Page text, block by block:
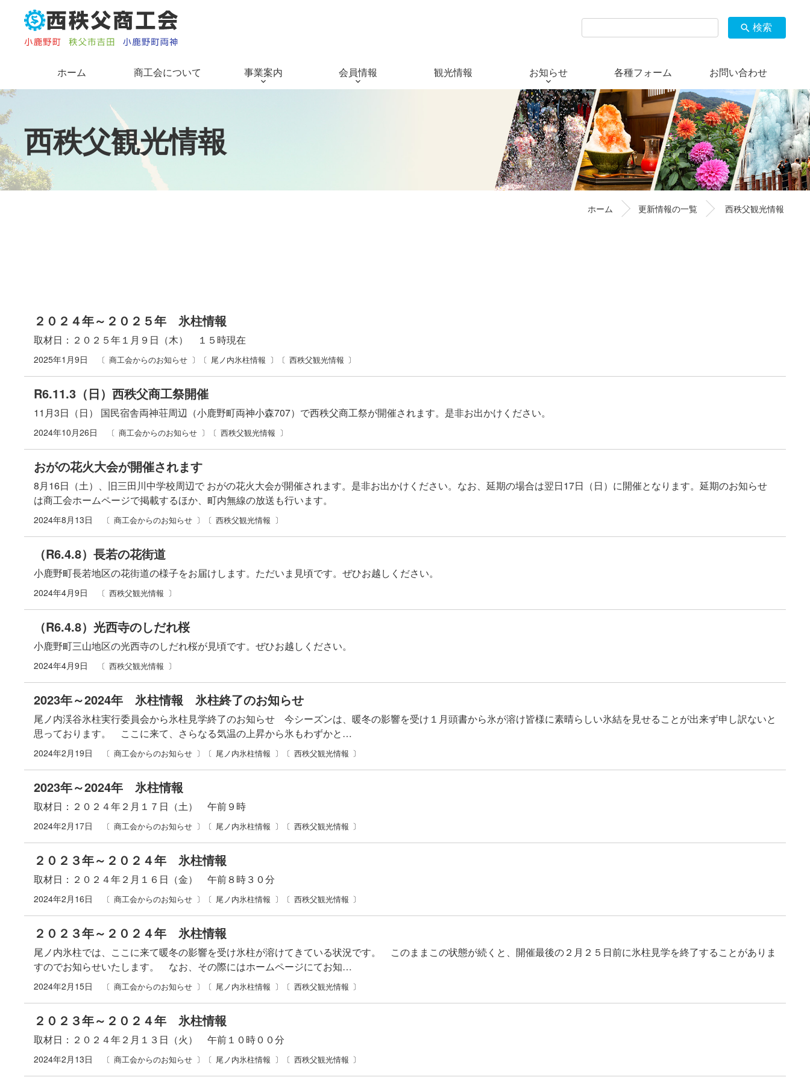
文
へ
ス
キ
ッ
プ
search 検索
ホーム 商工会について 事業案内 会員情報 観光情報 お知らせ 各種フォーム お問い合わせ
西秩父観光情報
2025年1月9日 商工会からのお知らせ 尾ノ内氷柱情報 西秩父観光情報
２０２４年～２０２５年 氷柱情報
取材日：２０２５年１月９日（木） １５時現在
2024年10月26日 商工会からのお知らせ 西秩父観光情報
R6.11.3（日）西秩父商工祭開催
11月3日（日） 国民宿舎両神荘周辺（小鹿野町両神小森707）で西秩父商工祭が開催されます。是非お出かけください。
2024年8月13日 商工会からのお知らせ 西秩父観光情報
おがの花火大会が開催されます
8月16日（土）、旧三田川中学校周辺で おがの花火大会が開催されます。是非お出かけください。なお、延期の場合は翌日17日（日）に開催となります。延期のお知らせ
は商工会ホームページで掲載するほか、町内無線の放送も行います。
2024年4月9日 西秩父観光情報
（R6.4.8）長若の花街道
小鹿野町長若地区の花街道の様子をお届けします。ただいま見頃です。ぜひお越しください。
2024年4月9日 西秩父観光情報
（R6.4.8）光西寺のしだれ桜
小鹿野町三山地区の光西寺のしだれ桜が見頃です。ぜひお越しください。
2024年2月19日 商工会からのお知らせ 尾ノ内氷柱情報 西秩父観光情報
2023年～2024年 氷柱情報 氷柱終了のお知らせ
尾ノ内渓谷氷柱実行委員会から氷柱見学終了のお知らせ 今シーズンは、暖冬の影響を受け１月頭書から氷が溶け皆様に素晴らしい氷結を見せることが出来ず申し訳ないと
思っております。 ここに来て、さらなる気温の上昇から氷もわずかと…
2024年2月17日 商工会からのお知らせ 尾ノ内氷柱情報 西秩父観光情報
2023年～2024年 氷柱情報
取材日：２０２４年２月１７日（土） 午前９時
2024年2月16日 商工会からのお知らせ 尾ノ内氷柱情報 西秩父観光情報
２０２３年～２０２４年 氷柱情報
取材日：２０２４年２月１６日（金） 午前８時３０分
2024年2月15日 商工会からのお知らせ 尾ノ内氷柱情報 西秩父観光情報
２０２３年～２０２４年 氷柱情報
尾ノ内氷柱では、ここに来て暖冬の影響を受け氷柱が溶けてきている状況です。 このままこの状態が続くと、開催最後の２月２５日前に氷柱見学を終了することがありま
すのでお知らせいたします。 なお、その際にはホームページにてお知…
2024年2月13日 商工会からのお知らせ 尾ノ内氷柱情報 西秩父観光情報
２０２３年～２０２４年 氷柱情報
取材日：２０２４年２月１３日（火） 午前１０時００分
ホーム 更新情報の一覧 西秩父観光情報